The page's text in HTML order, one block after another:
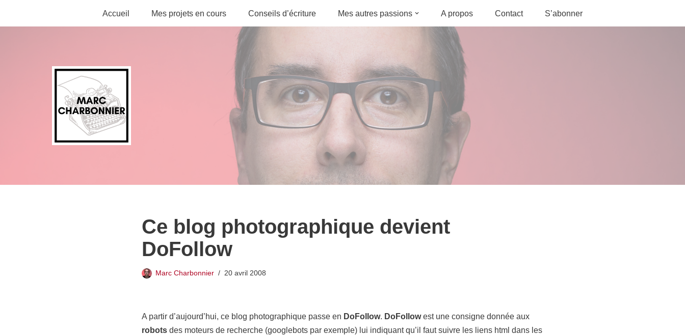
Aller
Accueil Mes projets en cours Conseils d’écriture Mes autres passions A propos Contact S’abonner
Ce blog photographique devient
DoFollow
Marc Charbonnier 20 avril 2008
A partir d’aujourd’hui, ce blog photographique passe en DoFollow. DoFollowest une consigne donnée aux
robotsdes moteurs de recherche (googlebots par exemple) lui indiquant qu’il faut suivre les liens html dans les